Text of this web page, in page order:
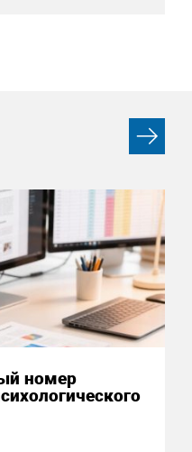
номер